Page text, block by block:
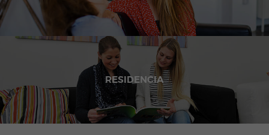
RESIDENCIA